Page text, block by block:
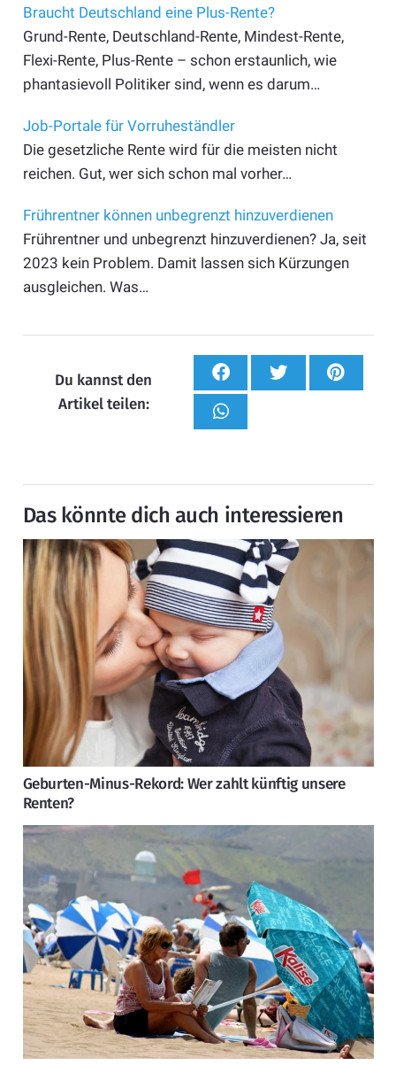
Braucht Deutschland eine Plus-Rente?
Grund-Rente, Deutschland-Rente, Mindest-Rente,
Flexi-Rente, Plus-Rente – schon erstaunlich, wie
phantasievoll Politiker sind, wenn es darum…
Job-Portale für Vorruheständler
Die gesetzliche Rente wird für die meisten nicht
reichen. Gut, wer sich schon mal vorher…
Frührentner können unbegrenzt hinzuverdienen
Frührentner und unbegrenzt hinzuverdienen? Ja, seit
2023 kein Problem. Damit lassen sich Kürzungen
ausgleichen. Was…
Du kannst den
Artikel teilen:
Das könnte dich auch interessieren
Geburten-Minus-Rekord: Wer zahlt künftig unsere
Renten?